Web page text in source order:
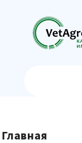
Главная